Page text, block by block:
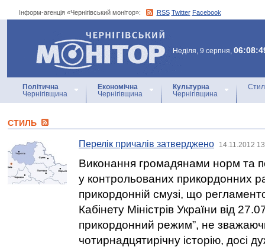
Інформ-агенція «Чернігівський монітор»: RSS Twitter Facebook
Інформ-агенція
«Чернігівський монітор»
Неділя, 9 серпня,
Політична
Чернігівщина
Економічна
Чернігівщина
Культурна
Чернігівщина
СТИЛЬ
Перелік причалів затверджено 14.11.2012
Виконання громадянами норм та
у контрольованих прикордонних
прикордонній смузі, що
Кабінету Міністрів України від
прикордонний режим”, не
чотирнадцятирічну історію, досі